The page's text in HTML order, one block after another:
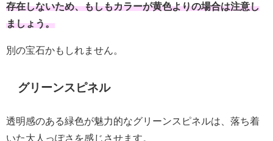
存在しないため、もしもカラーが黄色よりの場合は注意し
ましょう。
別の宝石かもしれません。
グリーンスピネル
透明感のある緑色が魅力的なグリーンスピネルは、落ち着
いた大人っぽさを感じさせます。